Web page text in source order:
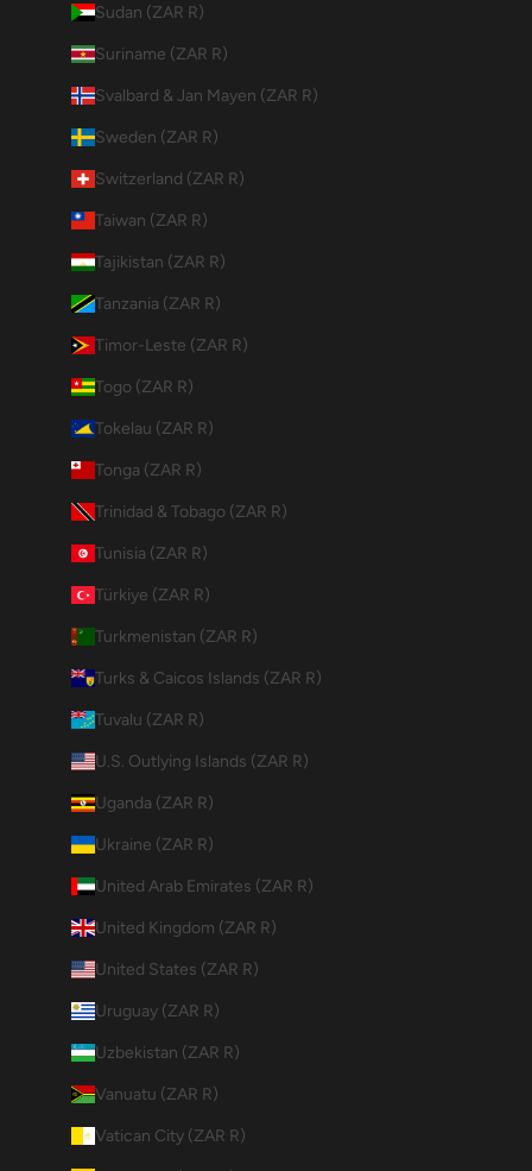
Sudan (ZAR R)
Suriname (ZAR R)
Svalbard & Jan Mayen (ZAR R)
Sweden (ZAR R)
Switzerland (ZAR R)
Taiwan (ZAR R)
Tajikistan (ZAR R)
Tanzania (ZAR R)
Timor-Leste (ZAR R)
Togo (ZAR R)
Tokelau (ZAR R)
Tonga (ZAR R)
Trinidad & Tobago (ZAR R)
Tunisia (ZAR R)
Türkiye (ZAR R)
Turkmenistan (ZAR R)
Turks & Caicos Islands (ZAR R)
Tuvalu (ZAR R)
U.S. Outlying Islands (ZAR R)
Uganda (ZAR R)
Ukraine (ZAR R)
United Arab Emirates (ZAR R)
United Kingdom (ZAR R)
United States (ZAR R)
Uruguay (ZAR R)
Uzbekistan (ZAR R)
Vanuatu (ZAR R)
Vatican City (ZAR R)